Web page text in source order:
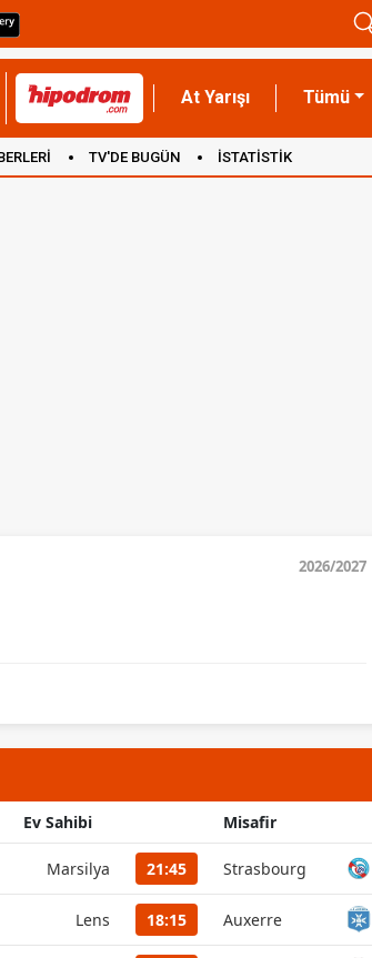
At Yarışı Tümü
TV'DE BUGÜN İSTATİSTİK
2026/2027
Ev Sahibi Misafir
Marsilya 21:45 Strasbourg
Lens 18:15 Auxerre